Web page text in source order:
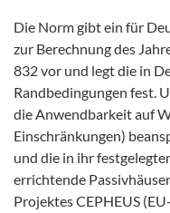
Die Norm gibt ein für
zur Berechnung des
832 vor und legt die in
Randbedingungen fest.
die Anwendbarkeit auf
Einschränkungen)
und die in ihr
errichtende
Projektes CEPHEUS